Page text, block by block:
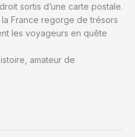
sortis d’une carte postale.
France regorge de trésors
les voyageurs en quête
amateur de